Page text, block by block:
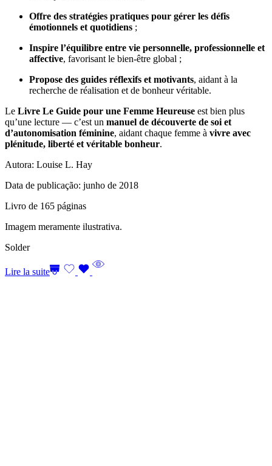
Offre des stratégies pratiques pour gérer les défis
émotionnels et quotidiens ;
Inspire l’équilibre entre vie personnelle, professionnelle et
affective, favorisant le bien-être global ;
Propose des guides réflexifs et motivants, aidant à la
recherche de réalisation et de bonheur véritable.
Le Livre Le Guide pour une Femme Heureuse est bien plus
qu’une lecture — c’est un manuel de découverte de soi et
d’autonomisation féminine, aidant chaque femme à vivre avec
plénitude, liberté et véritable bonheur.
Autora: Louise L. Hay
Data de publicação: junho de 2018
Livro de 165 páginas
Imagem meramente ilustrativa.
Solder
Lire la suite